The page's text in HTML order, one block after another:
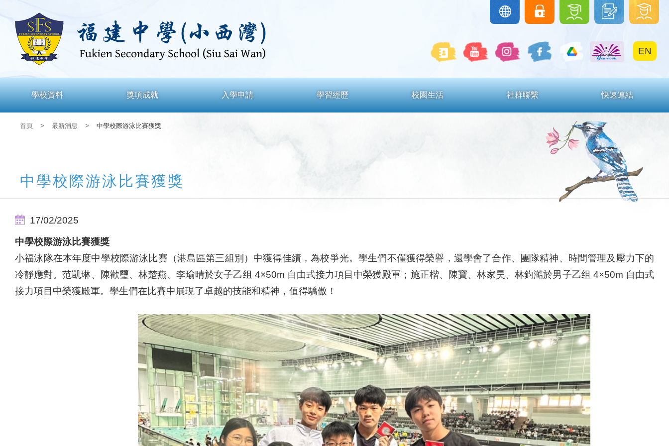
學
生
區
下
載
圖
書
eClass
Google
Classroom
EN
學校資料 獎項成就 入學申請 學習經歷 校園生活 社群聯繫 快速連結
首頁 > 最新消息 > 中學校際游泳比賽獲獎
中學校際游泳比賽獲獎
17/02/2025
中學校際游泳比賽獲獎
小福泳隊在本年度中學校際游泳比賽（港島區第三組別）中獲得佳績，為校爭光。學生們不僅獲得榮譽，還學會了合作、團隊精神、時間管理及壓力下的
冷靜應對。范凱琳、陳歡璽、林楚燕、李瑜晴於女子乙组 4×50m 自由式接力項目中榮獲殿軍；施正楷、陳寶、林家昊、林鈞澔於男子乙组 4×50m 自由式
接力項目中榮獲殿軍。學生們在比賽中展現了卓越的技能和精神，值得驕傲！